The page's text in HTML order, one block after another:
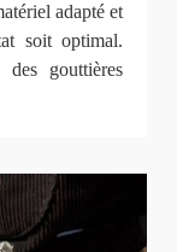
adapté et
soit optimal.
gouttières